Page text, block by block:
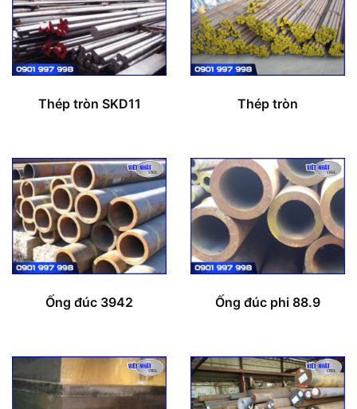
Thép tròn SKD11 Thép tròn
Ống đúc 3942 Ống đúc phi 88.9